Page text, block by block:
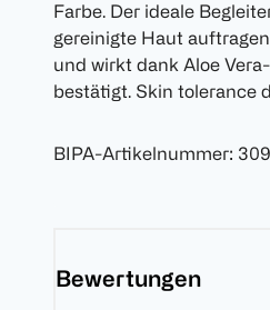
Farbe. Der ideale
gereinigte Haut
und wirkt dank Aloe
bestätigt. Skin tolerance
BIPA-Artikelnummer:
Bewertungen